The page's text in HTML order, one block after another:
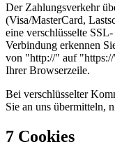
Der Zahlungsverkehr
(Visa/MasterCard,
eine verschlüsselte
Verbindung erkennen
von "http://" auf "https://
Ihrer Browserzeile.
Bei verschlüsselter
Sie an uns übermitteln,
7 Cookies